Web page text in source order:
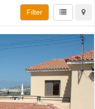
Filter